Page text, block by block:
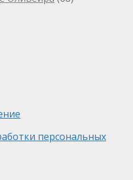
персональных